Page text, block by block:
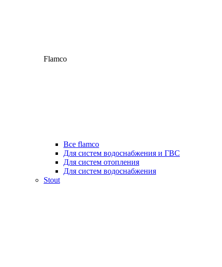
Flamco
Все flamco
Для систем водоснабжения и ГВС
Для систем отопления
Для систем водоснабжения
Stout